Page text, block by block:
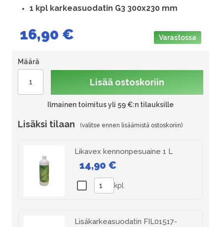
1 kpl karkeasuodatin G3 300x230 mm
16,90 € Varastossa
Määrä
Lisää ostoskoriin
Ilmainen toimitus yli 59 €:n tilauksille
Lisäksi tilaan
Likavex kennonpesuaine 1 L
14,90 €
kpl
Lisäkarkeasuodatin FIL01517-